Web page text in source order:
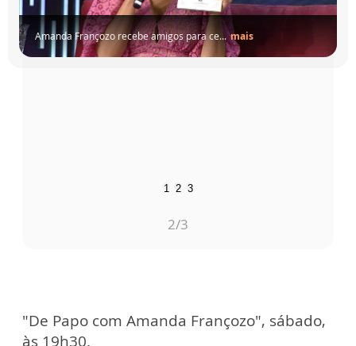
Amanda Françozo recebe amigos para ce... mais
1 2 3
2/3
"De Papo com Amanda Françozo", sábado,
às 19h30.